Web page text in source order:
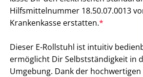
Hilfsmittelnummer 18.50.07.0013
Krankenkasse erstatten.*
Dieser E-Rollstuhl ist intuitiv
ermöglicht Dir Selbstständigkeit in
Umgebung. Dank der